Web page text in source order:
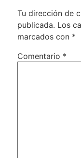
Tu dirección de
publicada. Los
marcados con *
Comentario *